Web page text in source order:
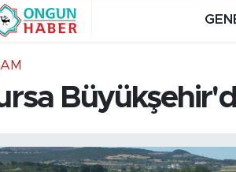
Grup Puan Durumu ve Fikstür